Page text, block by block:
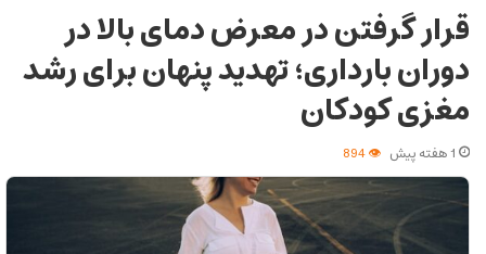
قرار گرفتن در معرض دمای بالا در
دوران بارداری؛ تهدید پنهان برای رشد
مغزی کودکان
1 هفته پیش